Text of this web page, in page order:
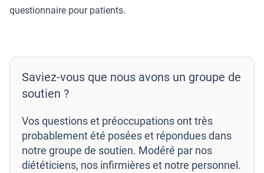
Saviez-vous que nous avons un groupe de
soutien ?
Vos questions et préoccupations ont très
probablement été posées et répondues dans
notre groupe de soutien. Modéré par nos
diététiciens, nos infirmières et notre personnel.
questionnaire pour patients.